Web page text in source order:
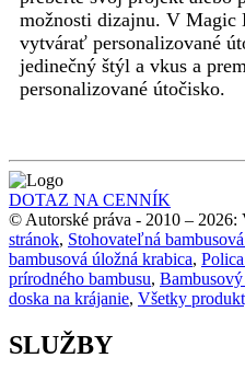
možnosti dizajnu. V Magic
vytvárať personalizované
jedinečný štýl a vkus a
personalizované útočisko.
DOTAZ NA CENNÍK
© Autorské práva - 2010 – 2026:
stránok, Stohovateľná
bambusová úložná krabica,
prírodného bambusu,
doska na krájanie, Všetky
SLUŽBY